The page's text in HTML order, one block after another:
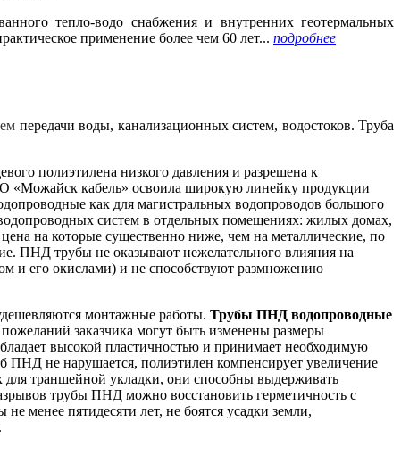
тепло-водо снабжения и внутренних геотермальных
применение более чем 60 лет... подробнее
передачи воды, канализационных систем, водостоков. Труба
полиэтилена низкого давления и разрешена к
кабель» освоила широкую линейку продукции
как для магистральных водопроводов большого
систем в отдельных помещениях: жилых домах,
на которые существенно ниже, чем на металлические, по
ПНД трубы не оказывают нежелательного влияния на
и его окислами) и не способствуют размножению
монтажные работы. Трубы ПНД водопроводные
заказчика могут быть изменены размеры
высокой пластичностью и принимает необходимую
ПНД не нарушается, полиэтилен компенсирует увеличение
для траншейной укладки, они способны выдерживать
трубы ПНД можно восстановить герметичность с
менее пятидесяти лет, не боятся усадки земли,